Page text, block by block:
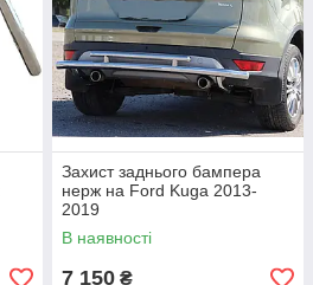
Захист заднього бампера
нерж на Ford Kuga 2013-
2019
В наявності
7 150 ₴